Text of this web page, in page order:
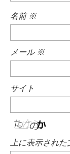
名前※
メール ※
サイト
上に表示された